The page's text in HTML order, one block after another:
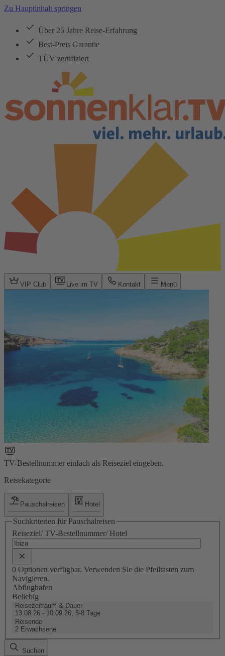
Zu Hauptinhalt springen
Über 25 Jahre Reise-Erfahrung
Best-Preis Garantie
TÜV zertifiziert
VIP Club Live im TV Kontakt Menü
TV-Bestellnummer einfach als Reiseziel eingeben.
Reisekategorie
Pauschalreisen Hotel
Suchkriterien für Pauschalreisen
Reiseziel/ TV-Bestellnummer/ Hotel
0 Optionen verfügbar. Verwenden Sie die Pfeiltasten zum
Navigieren.
Abflughafen
Beliebig
Reisezeitraum & Dauer
13.08.26 - 10.09.26, 5-8 Tage
Reisende
2 Erwachsene
Suchen